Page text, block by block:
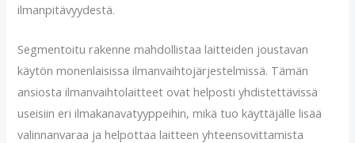
ilmanpitävyydestä.
Segmentoitu rakenne mahdollistaa laitteiden joustavan
käytön monenlaisissa ilmanvaihtojärjestelmissä. Tämän
ansiosta ilmanvaihtolaitteet ovat helposti yhdistettävissä
useisiin eri ilmakanavatyyppeihin, mikä tuo käyttäjälle lisää
valinnanvaraa ja helpottaa laitteen yhteensovittamista